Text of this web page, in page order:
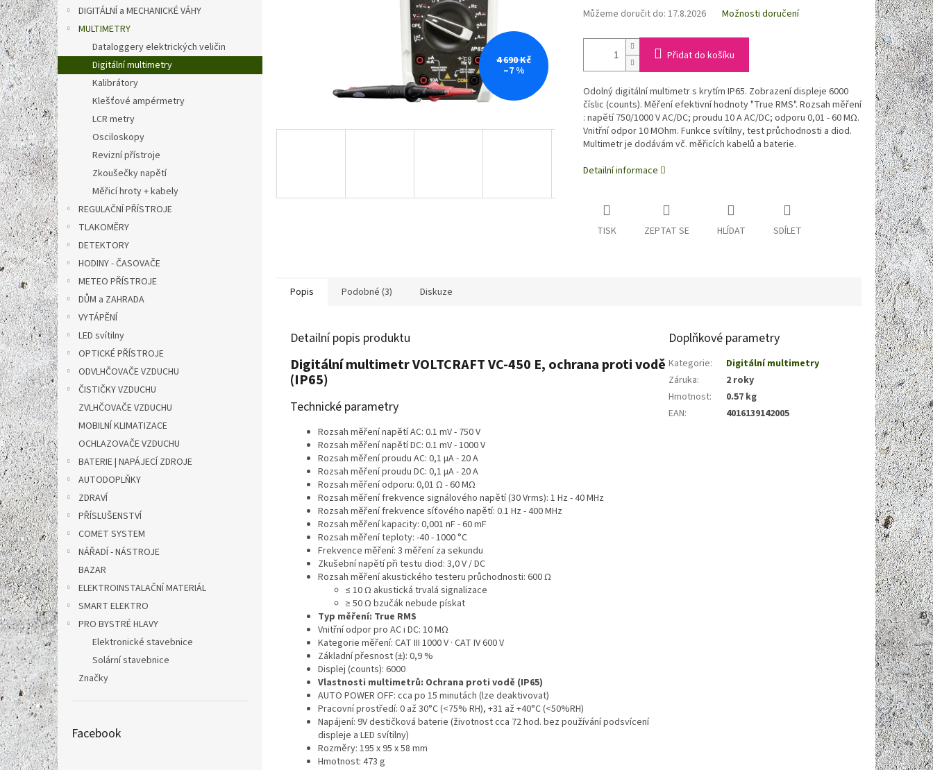
e
l
DIGITÁLNÍ a MECHANICKÉ VÁHY
MULTIMETRY
Dataloggery elektrických veličin
Digitální multimetry
Kalibrátory
Klešťové ampérmetry
LCR metry
Osciloskopy
Revizní přístroje
Zkoušečky napětí
Měřicí hroty + kabely
REGULAČNÍ PŘÍSTROJE
TLAKOMĚRY
DETEKTORY
HODINY - ČASOVAČE
METEO PŘÍSTROJE
DŮM a ZAHRADA
VYTÁPĚNÍ
LED svítilny
OPTICKÉ PŘÍSTROJE
ODVLHČOVAČE VZDUCHU
ČISTIČKY VZDUCHU
ZVLHČOVAČE VZDUCHU
MOBILNÍ KLIMATIZACE
OCHLAZOVAČE VZDUCHU
BATERIE | NAPÁJECÍ ZDROJE
AUTODOPLŇKY
ZDRAVÍ
PŘÍSLUŠENSTVÍ
COMET SYSTEM
NÁŘADÍ - NÁSTROJE
BAZAR
ELEKTROINSTALAČNÍ MATERIÁL
SMART ELEKTRO
PRO BYSTRÉ HLAVY
Elektronické stavebnice
Solární stavebnice
Značky
Facebook
4 690 Kč
–7 %
Můžeme doručit do: 17.8.2026 Možnosti doručení
Přidat do košíku
Odolný digitální multimetr s krytím IP65. Zobrazení displeje 6000
číslic (counts). Měření efektivní hodnoty "True RMS". Rozsah měření
: napětí 750/1000 V AC/DC; proudu 10 A AC/DC; odporu 0,01 - 60 MΩ.
Vnitřní odpor 10 MOhm. Funkce svítilny, test průchodnosti a diod.
Multimetr je dodávám vč. měřicích kabelů a baterie.
Detailní informace
TISK ZEPTAT SE HLÍDAT SDÍLET
Popis Podobné (3) Diskuze
Detailní popis produktu
Digitální multimetr VOLTCRAFT VC-450 E, ochrana proti vodě
(IP65)
Technické parametry
Rozsah měření napětí AC: 0.1 mV - 750 V
Rozsah měření napětí DC: 0.1 mV - 1000 V
Rozsah měření proudu AC: 0,1 µA - 20 A
Rozsah měření proudu DC: 0,1 µA - 20 A
Rozsah měření odporu: 0,01 Ω - 60 MΩ
Rozsah měření frekvence signálového napětí (30 Vrms): 1 Hz - 40 MHz
Rozsah měření frekvence síťového napětí: 0.1 Hz - 400 MHz
Rozsah měření kapacity: 0,001 nF - 60 mF
Rozsah měření teploty: -40 - 1000 °C
Frekvence měření: 3 měření za sekundu
Zkušební napětí při testu diod: 3,0 V / DC
Rozsah měření akustického testeru průchodnosti: 600 Ω
≤ 10 Ω akustická trvalá signalizace
≥ 50 Ω bzučák nebude pískat
Typ měření: True RMS
Vnitřní odpor pro AC i DC: 10 MΩ
Kategorie měření: CAT III 1000 V · CAT IV 600 V
Základní přesnost (±): 0,9 %
Displej (counts): 6000
Vlastnosti multimetrů: Ochrana proti vodě (IP65)
AUTO POWER OFF: cca po 15 minutách (lze deaktivovat)
Pracovní prostředí: 0 až 30°C (<75% RH), +31 až +40°C (<50%RH)
Napájení: 9V destičková baterie (životnost cca 72 hod. bez používání podsvícení
displeje a LED svítilny)
Rozměry: 195 x 95 x 58 mm
Hmotnost: 473 g
Doplňkové parametry
Kategorie:
Digitální multimetry
Záruka:
2 roky
Hmotnost:
0.57 kg
EAN: 4016139142005